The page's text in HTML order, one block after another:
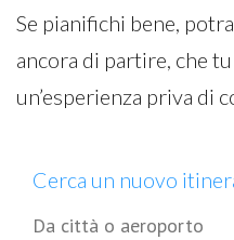
Se pianifichi bene,
ancora di partire, che
un’esperienza priva di
Cerca un nuovo